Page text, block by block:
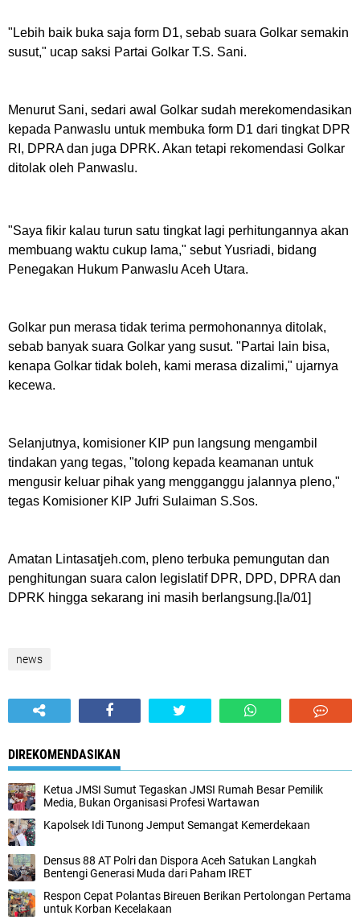
"Lebih baik buka saja form D1, sebab suara Golkar semakin
susut," ucap saksi Partai Golkar T.S. Sani.
Menurut Sani, sedari awal Golkar sudah merekomendasikan
kepada Panwaslu untuk membuka form D1 dari tingkat DPR
RI, DPRA dan juga DPRK. Akan tetapi rekomendasi Golkar
ditolak oleh Panwaslu.
"Saya fikir kalau turun satu tingkat lagi perhitungannya akan
membuang waktu cukup lama," sebut Yusriadi, bidang
Penegakan Hukum Panwaslu Aceh Utara.
Golkar pun merasa tidak terima permohonannya ditolak,
sebab banyak suara Golkar yang susut. "Partai lain bisa,
kenapa Golkar tidak boleh, kami merasa dizalimi," ujarnya
kecewa.
Selanjutnya, komisioner KIP pun langsung mengambil
tindakan yang tegas, "tolong kepada keamanan untuk
mengusir keluar pihak yang mengganggu jalannya pleno,"
tegas Komisioner KIP Jufri Sulaiman S.Sos.
Amatan Lintasatjeh.com, pleno terbuka pemungutan dan
penghitungan suara calon legislatif DPR, DPD, DPRA dan
DPRK hingga sekarang ini masih berlangsung.[la/01]
news
DIREKOMENDASIKAN
Ketua JMSI Sumut Tegaskan JMSI Rumah Besar Pemilik
Media, Bukan Organisasi Profesi Wartawan
Kapolsek Idi Tunong Jemput Semangat Kemerdekaan
Densus 88 AT Polri dan Dispora Aceh Satukan Langkah
Bentengi Generasi Muda dari Paham IRET
Respon Cepat Polantas Bireuen Berikan Pertolongan Pertama
untuk Korban Kecelakaan